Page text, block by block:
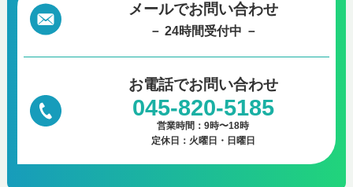
メールでお問い合わせ
－ 24時間受付中 －
お電話でお問い合わせ
045-820-5185
営業時間：9時〜18時
定休日：火曜日・日曜日